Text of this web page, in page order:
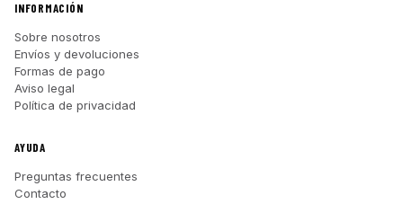
INFORMACIÓN
Sobre nosotros
Envíos y devoluciones
Formas de pago
Aviso legal
Política de privacidad
AYUDA
Preguntas frecuentes
Contacto